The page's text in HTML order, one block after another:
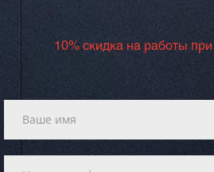
10% скидка на работы при